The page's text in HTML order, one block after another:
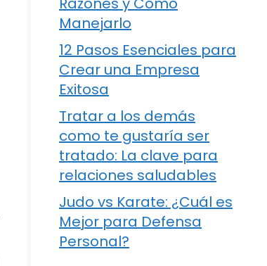
Manejarlo
12 Pasos Esenciales para
Crear una Empresa
Exitosa
Tratar a los demás
como te gustaría ser
tratado: La clave para
relaciones saludables
Judo vs Karate: ¿Cuál es
Mejor para Defensa
Personal?